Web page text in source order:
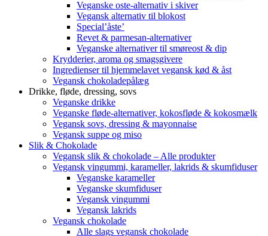
Veganske oste-alternativ i skiver
Vegansk alternativ til blokost
Special’åste’
Revet & parmesan-alternativer
Veganske alternativer til smøreost & dip
Krydderier, aroma og smagsgivere
Ingredienser til hjemmelavet vegansk kød & åst
Vegansk chokoladepålæg
Drikke, fløde, dressing, sovs
Veganske drikke
Veganske fløde-alternativer, kokosfløde & kokosmælk
Vegansk sovs, dressing & mayonnaise
Vegansk suppe og miso
Slik & Chokolade
Vegansk slik & chokolade – Alle produkter
Vegansk vingummi, karameller, lakrids & skumfiduser
Veganske karameller
Veganske skumfiduser
Vegansk vingummi
Vegansk lakrids
Vegansk chokolade
Alle slags vegansk chokolade